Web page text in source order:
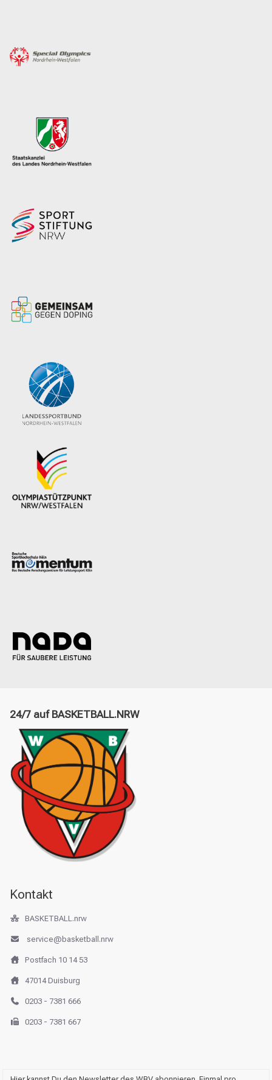
24/7 auf BASKETBALL.NRW
Kontakt
BASKETBALL.nrw
service@basketball.nrw
Postfach 10 14 53
47014 Duisburg
0203 - 7381 666
0203 - 7381 667